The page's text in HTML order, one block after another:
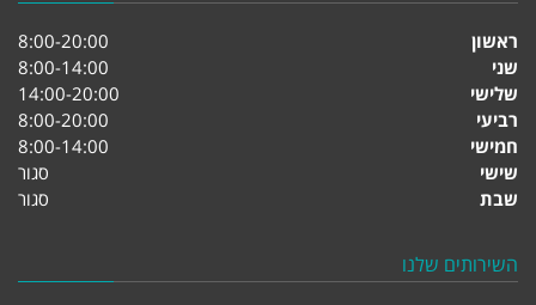
ראשון
8:00-20:00
שני
8:00-14:00
שלישי
14:00-20:00
רביעי
8:00-20:00
חמישי
8:00-14:00
שישי
סגור
שבת
סגור
השירותים שלנו